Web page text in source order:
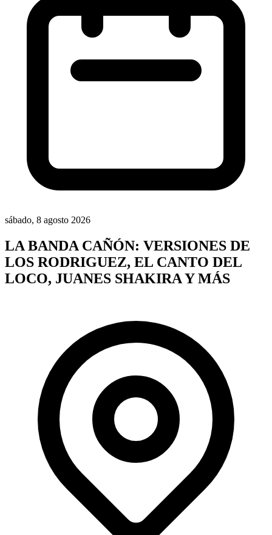
sábado, 8 agosto 2026
LA BANDA CAÑÓN: VERSIONES DE
LOS RODRIGUEZ, EL CANTO DEL
LOCO, JUANES SHAKIRA Y MÁS